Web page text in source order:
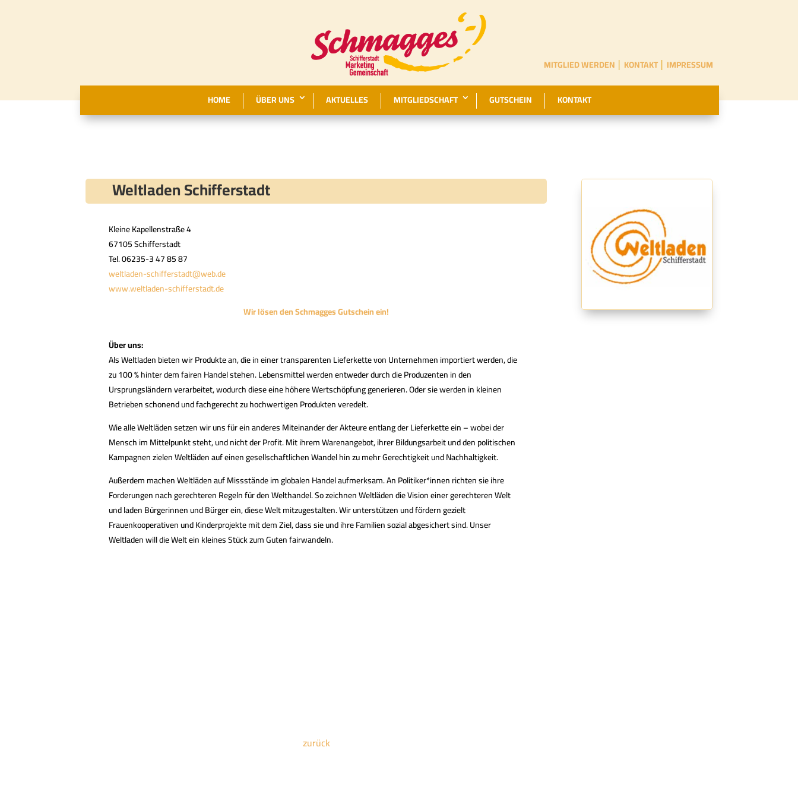
MITGLIED WERDEN │ KONTAKT │ IMPRESSUM
HOME ÜBER UNS AKTUELLES MITGLIEDSCHAFT GUTSCHEIN KONTAKT
Weltladen Schifferstadt
Kleine Kapellenstraße 4
67105 Schifferstadt
Tel. 06235-3 47 85 87
weltladen-schifferstadt@web.de
www.weltladen-schifferstadt.de
Wir lösen den Schmagges Gutschein ein!
Über uns:
Als Weltladen bieten wir Produkte an, die in einer transparenten Lieferkette von Unternehmen importiert werden, die
zu 100 % hinter dem fairen Handel stehen. Lebensmittel werden entweder durch die Produzenten in den
Ursprungsländern verarbeitet, wodurch diese eine höhere Wertschöpfung generieren. Oder sie werden in kleinen
Betrieben schonend und fachgerecht zu hochwertigen Produkten veredelt.
Wie alle Weltläden setzen wir uns für ein anderes Miteinander der Akteure entlang der Lieferkette ein – wobei der
Mensch im Mittelpunkt steht, und nicht der Profit. Mit ihrem Warenangebot, ihrer Bildungsarbeit und den politischen
Kampagnen zielen Weltläden auf einen gesellschaftlichen Wandel hin zu mehr Gerechtigkeit und Nachhaltigkeit.
Außerdem machen Weltläden auf Missstände im globalen Handel aufmerksam. An Politiker*innen richten sie ihre
Forderungen nach gerechteren Regeln für den Welthandel. So zeichnen Weltläden die Vision einer gerechteren Welt
und laden Bürgerinnen und Bürger ein, diese Welt mitzugestalten. Wir unterstützen und fördern gezielt
Frauenkooperativen und Kinderprojekte mit dem Ziel, dass sie und ihre Familien sozial abgesichert sind. Unser
Weltladen will die Welt ein kleines Stück zum Guten fairwandeln.
zurück